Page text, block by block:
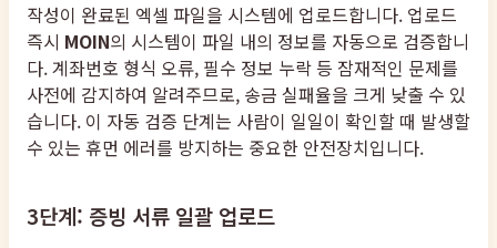
작성이 완료된 엑셀 파일을 시스템에 업로드합니다. 업로드
즉시 MOIN의 시스템이 파일 내의 정보를 자동으로 검증합니
다. 계좌번호 형식 오류, 필수 정보 누락 등 잠재적인 문제를
사전에 감지하여 알려주므로, 송금 실패율을 크게 낮출 수 있
습니다. 이 자동 검증 단계는 사람이 일일이 확인할 때 발생할
수 있는 휴먼 에러를 방지하는 중요한 안전장치입니다.
3단계: 증빙 서류 일괄 업로드